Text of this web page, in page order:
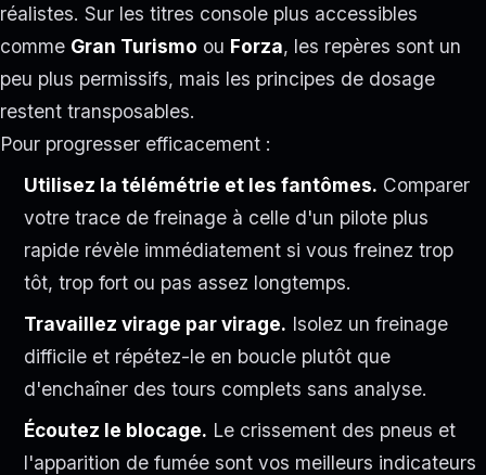
réalistes. Sur les titres console plus accessibles
comme Gran Turismo ou Forza, les repères sont un
peu plus permissifs, mais les principes de dosage
restent transposables.
Pour progresser efficacement :
Utilisez la télémétrie et les fantômes. Comparer
votre trace de freinage à celle d'un pilote plus
rapide révèle immédiatement si vous freinez trop
tôt, trop fort ou pas assez longtemps.
Travaillez virage par virage. Isolez un freinage
difficile et répétez-le en boucle plutôt que
d'enchaîner des tours complets sans analyse.
Écoutez le blocage. Le crissement des pneus et
l'apparition de fumée sont vos meilleurs indicateurs